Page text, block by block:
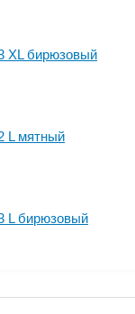
XL бирюзовый
L мятный
L бирюзовый